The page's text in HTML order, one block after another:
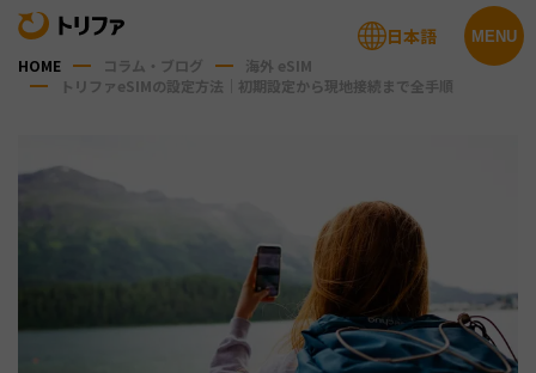
MENU
日本語
HOME コラム・ブログ
海外 eSIM
トリファeSIMの設定方法｜初期設定から現地接続まで全手順